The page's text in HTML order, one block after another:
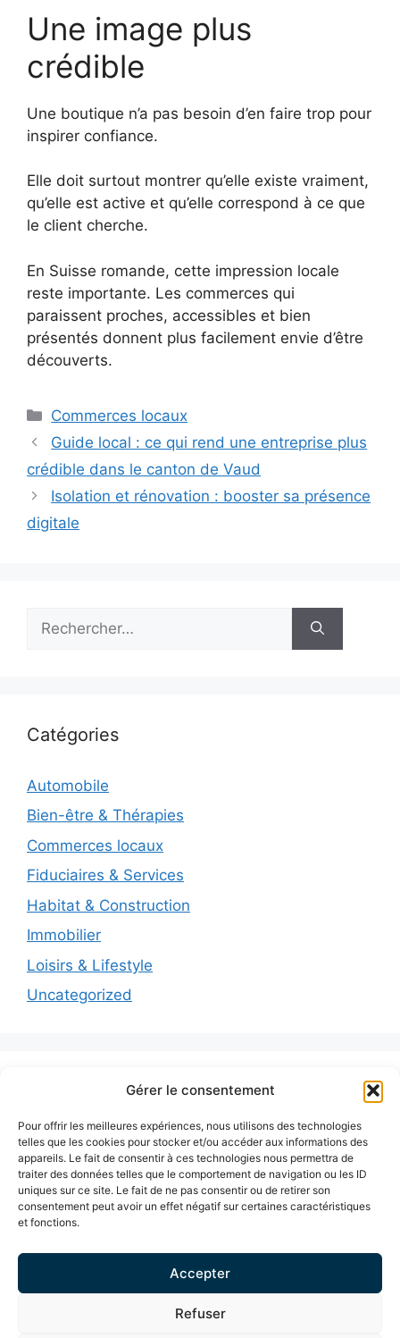
Gérer le consentement
Pour offrir les meilleures expériences, nous utilisons des technologies
telles que les cookies pour stocker et/ou accéder aux informations des
appareils. Le fait de consentir à ces technologies nous permettra de
traiter des données telles que le comportement de navigation ou les ID
uniques sur ce site. Le fait de ne pas consentir ou de retirer son
consentement peut avoir un effet négatif sur certaines caractéristiques
et fonctions.
Accepter
Refuser
Une image plus
crédible
Une boutique n’a pas besoin d’en faire trop pour
inspirer confiance.
Elle doit surtout montrer qu’elle existe vraiment,
qu’elle est active et qu’elle correspond à ce que
le client cherche.
En Suisse romande, cette impression locale
reste importante. Les commerces qui
paraissent proches, accessibles et bien
présentés donnent plus facilement envie d’être
découverts.
Catégories
Commerces locaux
Guide local : ce qui rend une entreprise plus
crédible dans le canton de Vaud
Isolation et rénovation : booster sa présence
digitale
Catégories
Automobile
Bien-être & Thérapies
Commerces locaux
Fiduciaires & Services
Habitat & Construction
Immobilier
Loisirs & Lifestyle
Uncategorized
Articles récents
Stratégie de visibilité pour entreprises locales
Développer sa présence digitale pour son
entreprise
Thérapeutes romands : se démarquer en ligne
Visibilité digitale immobilière locale
Décoration intérieure : améliorer son image